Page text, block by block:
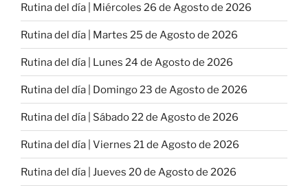
Rutina del día | Miércoles 26 de Agosto de 2026
Rutina del día | Martes 25 de Agosto de 2026
Rutina del día | Lunes 24 de Agosto de 2026
Rutina del día | Domingo 23 de Agosto de 2026
Rutina del día | Sábado 22 de Agosto de 2026
Rutina del día | Viernes 21 de Agosto de 2026
Rutina del día | Jueves 20 de Agosto de 2026